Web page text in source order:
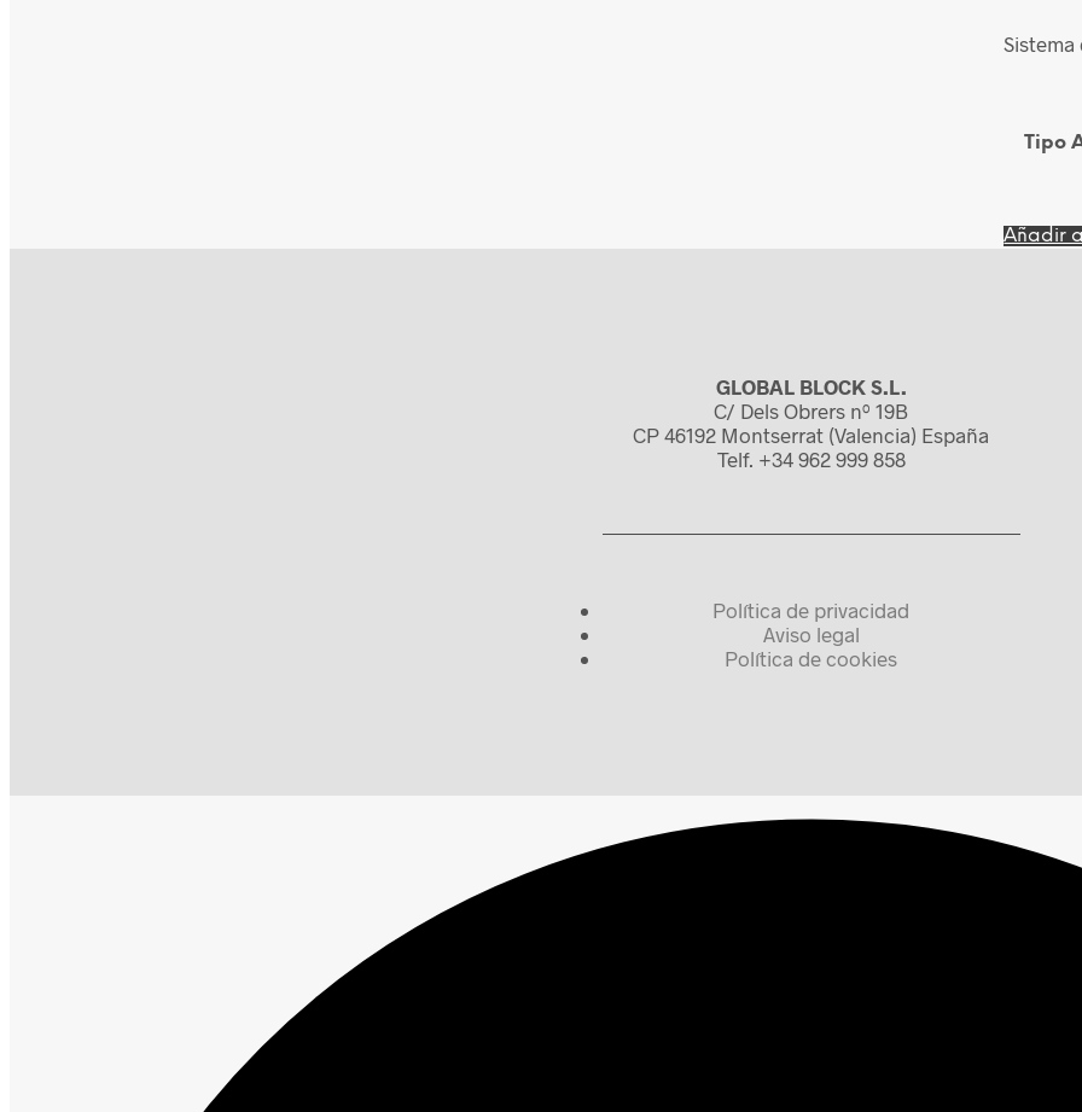
Sistema
Tipo
Añadir
GLOBAL BLOCK S.L.
C/ Dels Obrers nº 19B
CP 46192 Montserrat (Valencia) España
Telf. +34 962 999 858
Política de privacidad
Aviso legal
Política de cookies